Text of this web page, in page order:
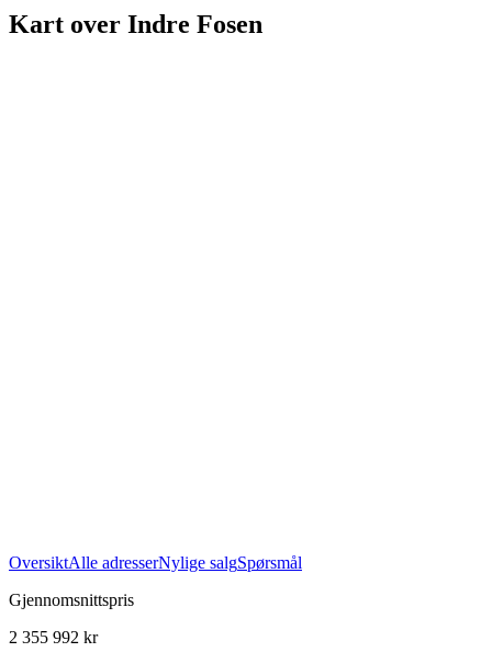
Kart over Indre Fosen
OversiktAlle adresserNylige salgSpørsmål
Gjennomsnittspris
2 355 992 kr